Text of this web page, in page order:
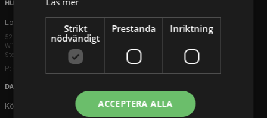
HUVUDKONTOR
London
52 Brook Street
W1K 5DS London
Storbritannien
P: +44 203 608 8181
DANMARK
Köpenhamn
Strikt
nödvändigt
Prestanda Inriktning
ACCEPTERA ALLA